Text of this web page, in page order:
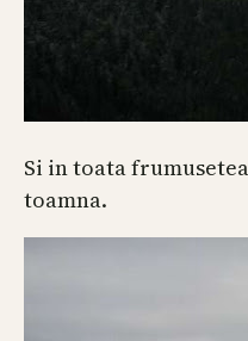
Si in toata
toamna.